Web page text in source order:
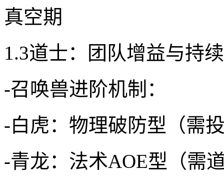
真空期
1.3道士：团队增益与持
-召唤兽进阶机制：
-白虎：物理破防型（需
-青龙：法术AOE型（需